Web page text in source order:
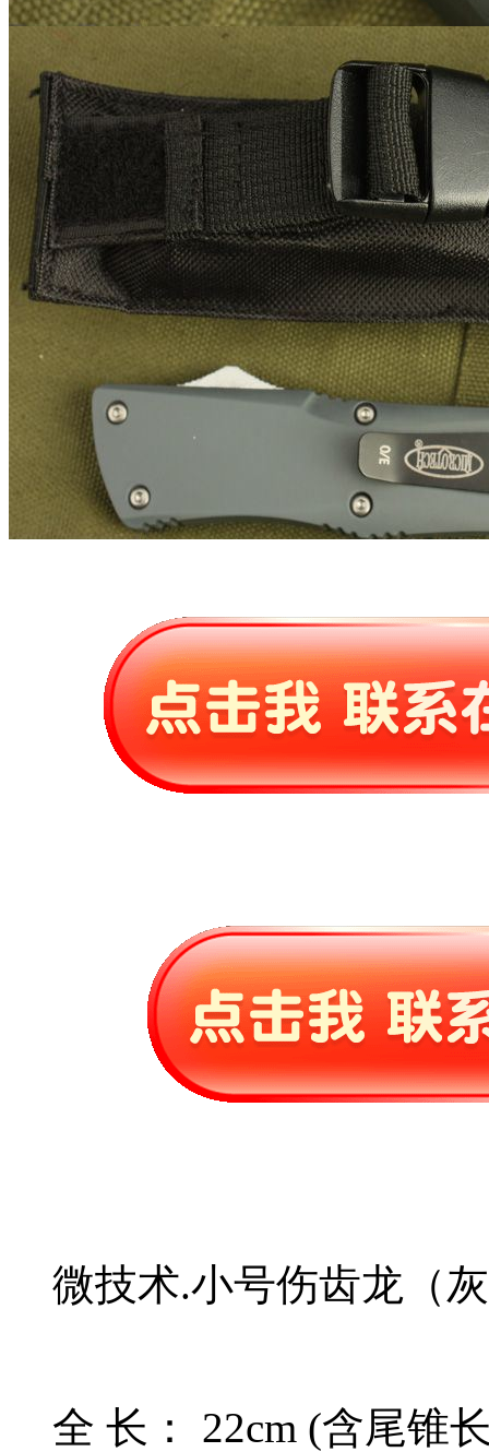
微技术.小号伤齿龙（
全 长： 22cm (含尾锥